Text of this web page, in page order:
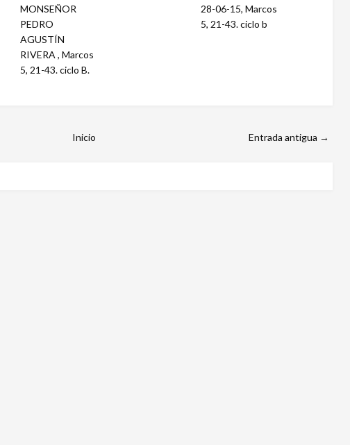
MONSEÑOR
PEDRO
AGUSTÍN
RIVERA , Marcos
5, 21-43. ciclo B.
28-06-15, Marcos
5, 21-43. ciclo b
Entrada antigua →
Inicio